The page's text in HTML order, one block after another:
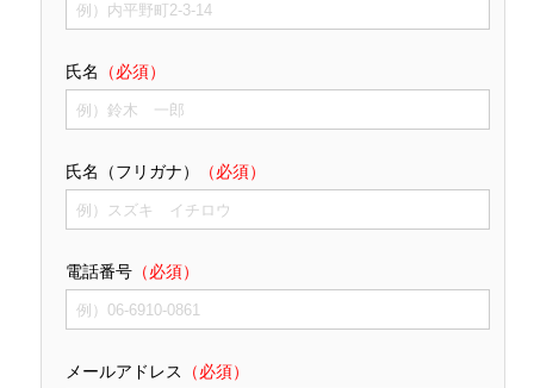
氏名 （必須）
氏名（フリガナ） （必須）
電話番号 （必須）
メールアドレス （必須）